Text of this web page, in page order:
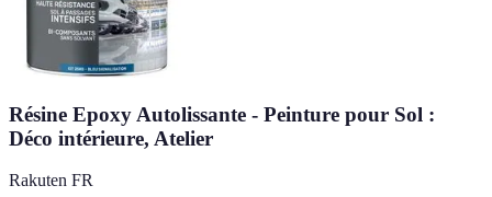
Résine Epoxy Autolissante - Peinture pour Sol :
Déco intérieure, Atelier
Rakuten FR